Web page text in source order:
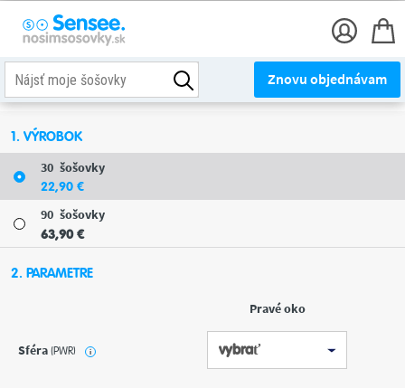
Znovu objednávam
1. VÝROBOK
30 šošovky
22,90 €
90 šošovky
63,90€
2. PARAMETRE
Pravé oko
Sféra(PWR) i